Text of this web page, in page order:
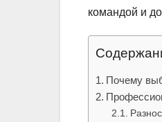
командой и
Почему